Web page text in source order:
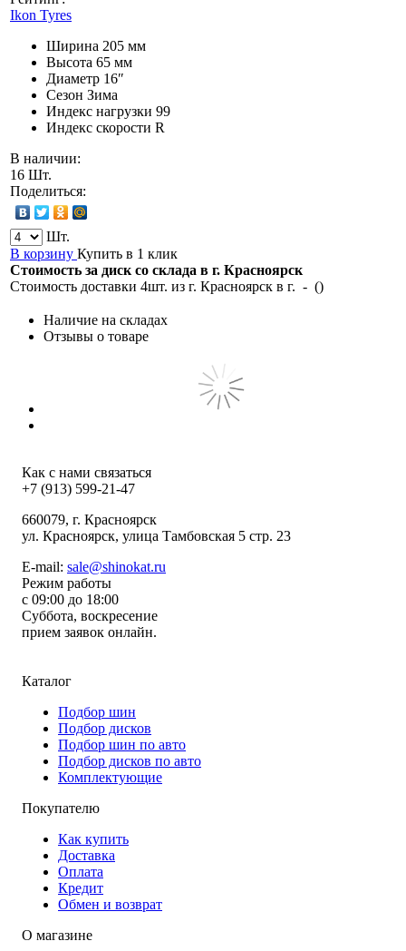
Ikon Tyres
Ширина 205 мм
Высота 65 мм
Диаметр 16″
Сезон Зима
Индекс нагрузки 99
Индекс скорости R
В наличии:
16 Шт.
Поделиться:
Шт.
В корзину Купить в 1 клик
Стоимость за диск со склада в г. Красноярск
Стоимость доставки 4шт. из г. Красноярск в г. - ()
Наличие на складах
Отзывы о товаре
Как с нами связаться
+7 (913) 599-21-47
660079, г. Красноярск
ул. Красноярск, улица Тамбовская 5 стр. 23
E-mail: sale@shinokat.ru
Режим работы
с 09:00 до 18:00
Суббота, воскресение
прием заявок онлайн.
Каталог
Подбор шин
Подбор дисков
Подбор шин по авто
Подбор дисков по авто
Комплектующие
Покупателю
Как купить
Доставка
Оплата
Кредит
Обмен и возврат
О магазине